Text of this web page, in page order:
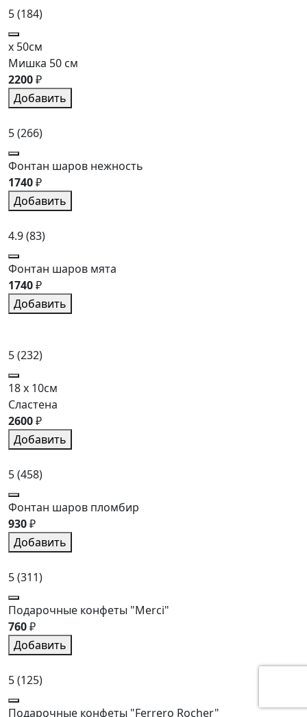
5(184)
x 50см
Мишка 50 см
2200₽
Добавить
5(266)
Фонтан шаров нежность
1740₽
Добавить
4.9(83)
Фонтан шаров мята
1740₽
Добавить
5(232)
18 x 10см
Сластена
2600₽
Добавить
5(458)
Фонтан шаров пломбир
930₽
Добавить
5(311)
Подарочные конфеты "Merci"
760₽
Добавить
5(125)
Подарочные конфеты "Ferrero Rocher"